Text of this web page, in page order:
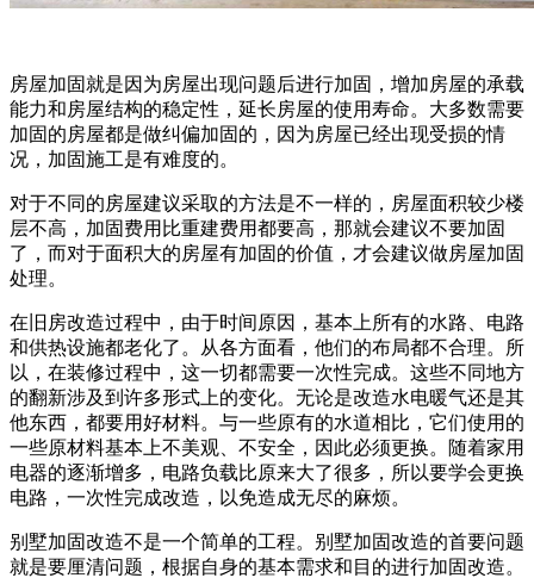
房屋加固就是因为房屋出现问题后进行加固，增加房屋的承载
能力和房屋结构的稳定性，延长房屋的使用寿命。大多数需要
加固的房屋都是做纠偏加固的，因为房屋已经出现受损的情
况，加固施工是有难度的。
对于不同的房屋建议采取的方法是不一样的，房屋面积较少楼
层不高，加固费用比重建费用都要高，那就会建议不要加固
了，而对于面积大的房屋有加固的价值，才会建议做房屋加固
处理。
在旧房改造过程中，由于时间原因，基本上所有的水路、电路
和供热设施都老化了。从各方面看，他们的布局都不合理。所
以，在装修过程中，这一切都需要一次性完成。这些不同地方
的翻新涉及到许多形式上的变化。无论是改造水电暖气还是其
他东西，都要用好材料。与一些原有的水道相比，它们使用的
一些原材料基本上不美观、不安全，因此必须更换。随着家用
电器的逐渐增多，电路负载比原来大了很多，所以要学会更换
电路，一次性完成改造，以免造成无尽的麻烦。
别墅加固改造不是一个简单的工程。别墅加固改造的首要问题
就是要厘清问题，根据自身的基本需求和目的进行加固改造。